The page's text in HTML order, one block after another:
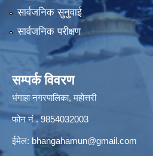
सार्वजनिक सुनुवाई
सार्वजनिक परीक्षण
सम्पर्क विवरण
भंगाहा नगरपालिका, महोत्तरी
फोन नं . 9854032003
ईमेल: bhangahamun@gmail.com